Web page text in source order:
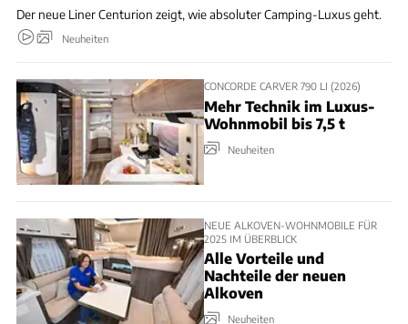
Der neue Liner Centurion zeigt, wie absoluter Camping-Luxus geht.
Neuheiten
CONCORDE CARVER 790 LI (2026)
Mehr Technik im Luxus-
Wohnmobil bis 7,5 t
Neuheiten
NEUE ALKOVEN-WOHNMOBILE FÜR
2025 IM ÜBERBLICK
Alle Vorteile und
Nachteile der neuen
Alkoven
Neuheiten